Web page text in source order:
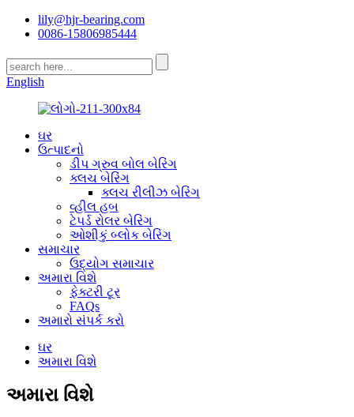
lily@hjr-bearing.com
0086-15806985444
English
ઘર
ઉત્પાદનો
ડીપ ગ્રુવ બોલ બેરિંગ
ક્લચ બેરિંગ
ક્લચ રીલીઝ બેરિંગ
વ્હીલ હબ
ટેપર્ડ રોલર બેરિંગ
ઓશીકું બ્લોક બેરિંગ
સમાચાર
ઉદ્યોગ સમાચાર
અમારા વિશે
ફેક્ટરી ટૂર
FAQs
અમારો સંપર્ક કરો
ઘર
અમારા વિશે
અમારા વિશે